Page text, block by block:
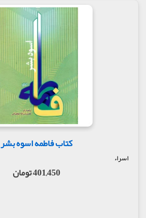
کتاب فاطمه اسوه بشر
اسراء
401,450 تومان